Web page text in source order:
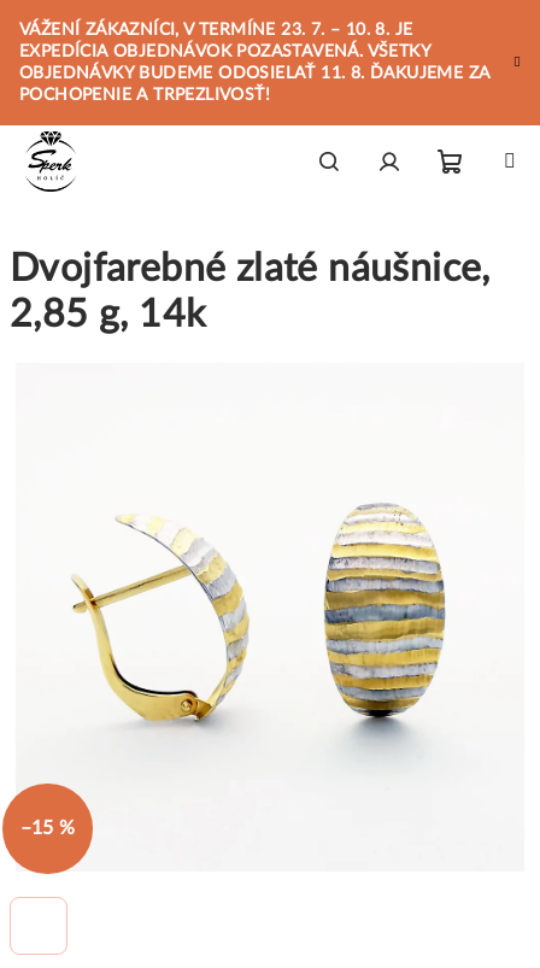
obsah
VÁŽENÍ ZÁKAZNÍCI, V TERMÍNE 23. 7. – 10. 8. JE
EXPEDÍCIA OBJEDNÁVOK POZASTAVENÁ. VŠETKY
OBJEDNÁVKY BUDEME ODOSIELAŤ 11. 8. ĎAKUJEME ZA
POCHOPENIE A TRPEZLIVOSŤ!
košík
Dvojfarebné zlaté náušnice,
2,85 g, 14k
–15 %